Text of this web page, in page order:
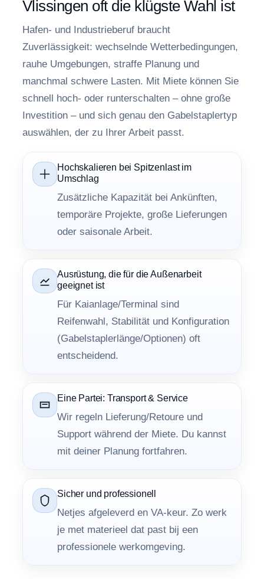
Vlissingen oft die klügste Wahl ist
Hafen- und Industrieberuf braucht
Zuverlässigkeit: wechselnde Wetterbedingungen,
rauhe Umgebungen, straffe Planung und
manchmal schwere Lasten. Mit Miete können Sie
schnell hoch- oder runterschalten – ohne große
Investition – und sich genau den Gabelstaplertyp
auswählen, der zu Ihrer Arbeit passt.
Hochskalieren bei Spitzenlast im
Umschlag
Zusätzliche Kapazität bei Ankünften,
temporäre Projekte, große Lieferungen
oder saisonale Arbeit.
Ausrüstung, die für die Außenarbeit
geeignet ist
Für Kaianlage/Terminal sind
Reifenwahl, Stabilität und Konfiguration
(Gabelstaplerlänge/Optionen) oft
entscheidend.
Eine Partei: Transport & Service
Wir regeln Lieferung/Retoure und
Support während der Miete. Du kannst
mit deiner Planung fortfahren.
Sicher und professionell
Netjes afgeleverd en VA-keur. Zo werk
je met materieel dat past bij een
professionele werkomgeving.